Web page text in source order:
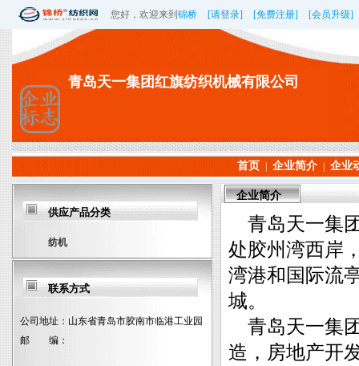
您好，欢迎来到 锦桥 [请登录] [免费注册] [会员升级]
青岛天一集团红旗纺织机械有限公司
首页 企业简介 企业
供应产品分类
纺机
联系方式
公司地址： 山东省青岛市胶南市临港工业园
邮 编：
企业简介
青岛天一集
处胶州湾西岸
湾港和国际流
城。
青岛天一集
造，房地产开